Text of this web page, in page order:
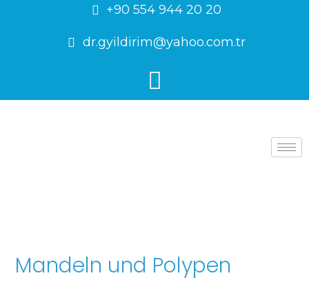
+90 554 944 20 20
dr.gyildirim@yahoo.com.tr
Mandeln und Polypen